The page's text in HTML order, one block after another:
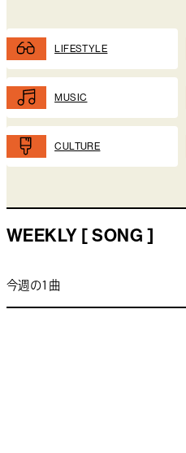
LIFESTYLE
MUSIC
CULTURE
WEEKLY [ SONG ]
今週の1曲